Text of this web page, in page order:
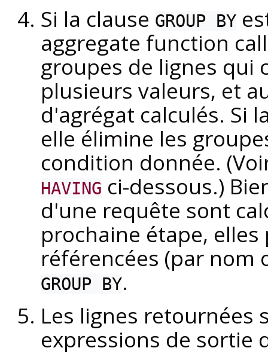
Si la clause GROUP BY
aggregate function
groupes de lignes qui
plusieurs valeurs, et
d'agrégat calculés. Si
elle élimine les
condition donnée.
HAVING ci-dessous.)
d'une requête sont
prochaine étape,
référencées (par nom
GROUP BY.
Les lignes retournées
expressions de sortie